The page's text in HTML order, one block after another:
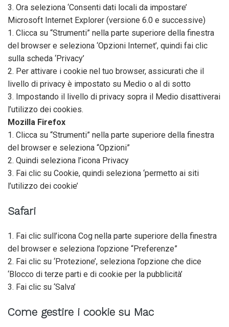
3. Ora seleziona ‘Consenti dati locali da impostare’
Microsoft Internet Explorer (versione 6.0 e successive)
1. Clicca su “Strumenti” nella parte superiore della finestra
del browser e seleziona ‘Opzioni Internet’, quindi fai clic
sulla scheda ‘Privacy’
2. Per attivare i cookie nel tuo browser, assicurati che il
livello di privacy è impostato su Medio o al di sotto
3. Impostando il livello di privacy sopra il Medio disattiverai
l’utilizzo dei cookies.
Mozilla Firefox
1. Clicca su “Strumenti” nella parte superiore della finestra
del browser e seleziona “Opzioni”
2. Quindi seleziona l’icona Privacy
3. Fai clic su Cookie, quindi seleziona ‘permetto ai siti
l’utilizzo dei cookie’
Safari
1. Fai clic sull’icona Cog nella parte superiore della finestra
del browser e seleziona l’opzione “Preferenze”
2. Fai clic su ‘Protezione’, seleziona l’opzione che dice
‘Blocco di terze parti e di cookie per la pubblicità’
3. Fai clic su ‘Salva’
Come gestire i cookie su Mac